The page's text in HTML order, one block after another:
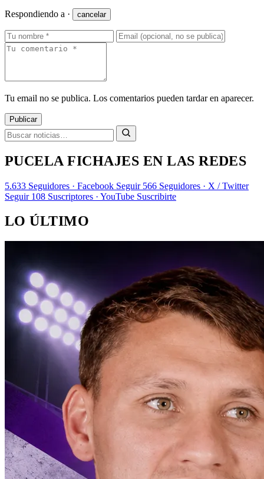
Respondiendo a · cancelar
Tu email no se publica. Los comentarios pueden tardar en aparecer.
Publicar
PUCELA FICHAJES EN LAS REDES
5.633 Seguidores · Facebook Seguir 566 Seguidores · X / Twitter
Seguir 108 Suscriptores · YouTube Suscribirte
LO ÚLTIMO